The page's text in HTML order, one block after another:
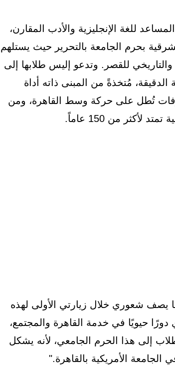
للغة الإنجليزية والأدب المقارن،
بحرم الجامعة بالتحرير حيث يستلهم
للقصر. وتدعو إليس طلابها إلى
مُتخذةً من المبنى ذاته أداة
تُطل على حركة وسط القاهرة، ومن
لأكثر من 150 عاماً.
شعوري خلال زيارتي الأولى لهذه
حيويًا في خدمة القاهرة والمجتمع،
إلى هذا الحرم الجامعي، لأنه يشكل
الأمريكية بالقاهرة."